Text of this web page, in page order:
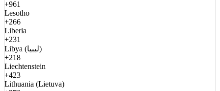
+961
Lesotho
+266
Liberia
+231
Libya (ليبيا)
+218
Liechtenstein
+423
Lithuania (Lietuva)